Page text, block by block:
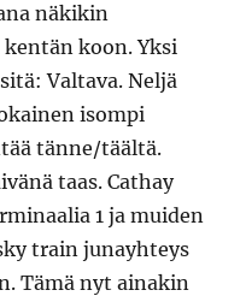
näkikin
koon. Yksi
Valtava. Neljä
isompi
tänne/täältä.
taas. Cathay
1 ja muiden
train junayhteys
Tämä nyt ainakin